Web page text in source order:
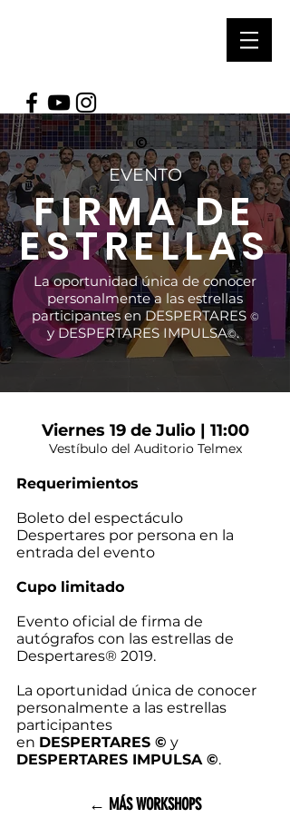
©
EVENTO
FIRMA DE
ESTRELLAS
La oportunidad única de conocer
personalmente a las estrellas
participantes en DESPERTARES ©
y DESPERTARES IMPULSA©.
Viernes 19 de Julio | 11:00
Vestíbulo del Auditorio Telmex
Requerimientos​
Boleto del espectáculo
Despertares por persona en la
entrada del evento
Cupo limitado
Evento oficial de firma de
autógrafos con las estrellas de
Despertares® 2019.
La oportunidad única de conocer
personalmente a las estrellas
participantes
en DESPERTARES © y
DESPERTARES IMPULSA ©.
← MÁS WORKSHOPS